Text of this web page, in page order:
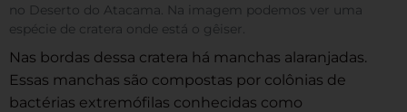
no Deserto do Atacama. Na imagem podemos ver uma
espécie de cratera onde está o gêiser.
Nas bordas dessa cratera há manchas alaranjadas.
Essas manchas são compostas por colônias de
bactérias extremófilas conhecidas como